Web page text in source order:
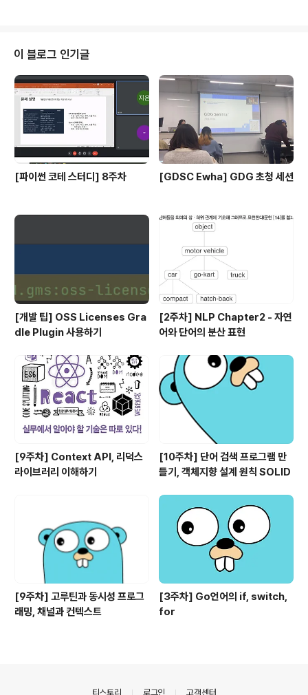
담아서 알려줌 - 오버플로우 발생 x receiver ..
이 블로그 인기글
[파이썬 코테 스터디] 8주차 [GDSC Ewha] GDG 초청 세션
[개발 팁] OSS Licenses Gra
dle Plugin 사용하기
[2주차] NLP Chapter2 - 자연
어와 단어의 분산 표현
[9주차] Context API, 리덕스
라이브러리 이해하기
[10주차] 단어 검색 프로그램 만
들기, 객체지향 설계 원칙 SOLID
[9주차] 고루틴과 동시성 프로그
래밍, 채널과 컨텍스트
[3주차] Go언어의 if, switch,
for
티스토리 로그인 고객센터